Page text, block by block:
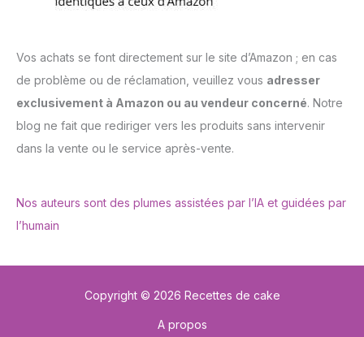
Vos achats se font directement sur le site d’Amazon ; en cas
de problème ou de réclamation, veuillez vous adresser
exclusivement à Amazon ou au vendeur concerné. Notre
blog ne fait que rediriger vers les produits sans intervenir
dans la vente ou le service après-vente.
Nos auteurs sont des plumes assistées par l’IA et guidées par
l’humain
Copyright © 2026 Recettes de cake
A propos